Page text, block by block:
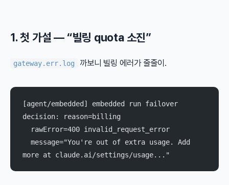
1. 첫 가설 — “빌링 quota 소진”
gateway.err.log 까보니 빌링 에러가 줄줄이.
[agent/embedded] embedded run failover
decision: reason=billing
  rawError=400 invalid_request_error
more at claude.ai/settings/usage..."